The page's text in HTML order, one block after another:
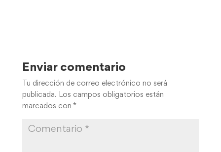
Enviar comentario
Tu dirección de correo electrónico no será
publicada. Los campos obligatorios están
marcados con *